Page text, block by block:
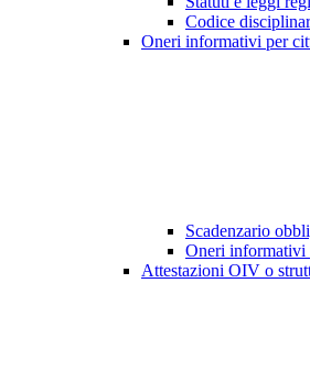
Codice
Oneri informativi per
Scadenzario
Oneri informativi
Attestazioni OIV o